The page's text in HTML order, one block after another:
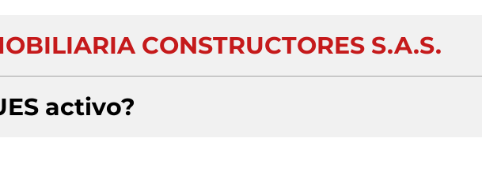
CONSTRUCTORES S.A.S.
activo?